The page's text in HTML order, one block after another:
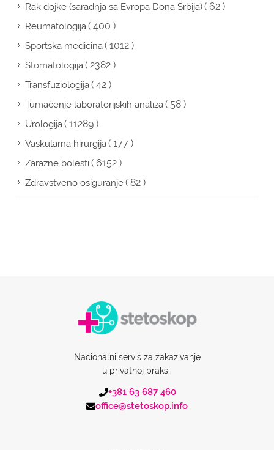
Rak dojke (saradnja sa Evropa Dona Srbija)( 62 )
Reumatologija( 400 )
Sportska medicina( 1012 )
Stomatologija( 2382 )
Transfuziologija( 42 )
Tumačenje laboratorijskih analiza( 58 )
Urologija( 11289 )
Vaskularna hirurgija( 177 )
Zarazne bolesti( 6152 )
Zdravstveno osiguranje( 82 )
Nacionalni servis za zakazivanje
u privatnoj praksi.
+381 63 687 460
office@stetoskop.info